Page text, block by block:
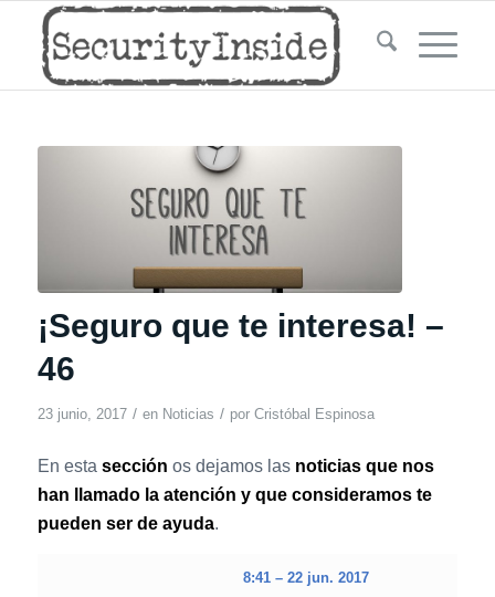
¡Seguro que te interesa! –
46
23 junio, 2017 / en Noticias / por Cristóbal Espinosa
En esta sección os dejamos las noticias que nos
han llamado la atención y que consideramos te
pueden ser de ayuda.
8:41 – 22 jun. 2017